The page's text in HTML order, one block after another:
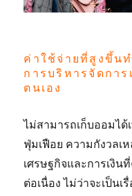
ค่าใช้จ่ายที่สูงขึ้น
การบริหารจัดกา
ตนเอง
ไม่สามารถเก็บออมได้
ฟุ่มเฟือย ความกังวลเ
เศรษฐกิจและการเงิ
ต่อเนื่อง ไม่ว่าจะเป็น